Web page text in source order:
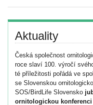
Aktuality
Česká společnost
roce slaví 100. výročí
té příležitosti pořádá ve
se Slovenskou
SOS/BirdLife Slovensko
ornitologickou konferenci